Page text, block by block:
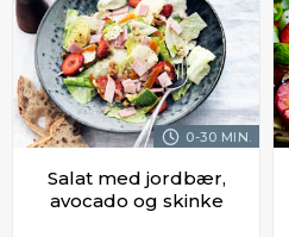
0-30 MIN.
Salat med jordbær,
avocado og skinke